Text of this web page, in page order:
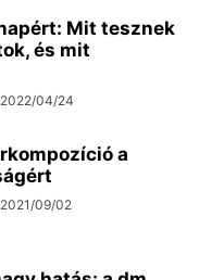
Mit tesznek
és mit
2022/04/24
a
2021/09/02